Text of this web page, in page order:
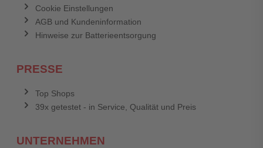
Cookie Einstellungen
AGB und Kundeninformation
Hinweise zur Batterieentsorgung
PRESSE
Top Shops
39x getestet - in Service, Qualität und Preis
UNTERNEHMEN